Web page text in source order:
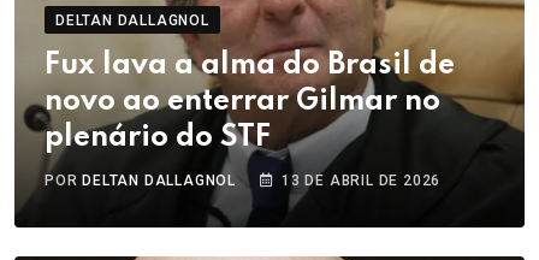
DELTAN DALLAGNOL
Fux lava a alma do Brasil de
novo ao enterrar Gilmar no
plenário do STF
PORDELTAN DALLAGNOL 13 DE ABRIL DE 2026